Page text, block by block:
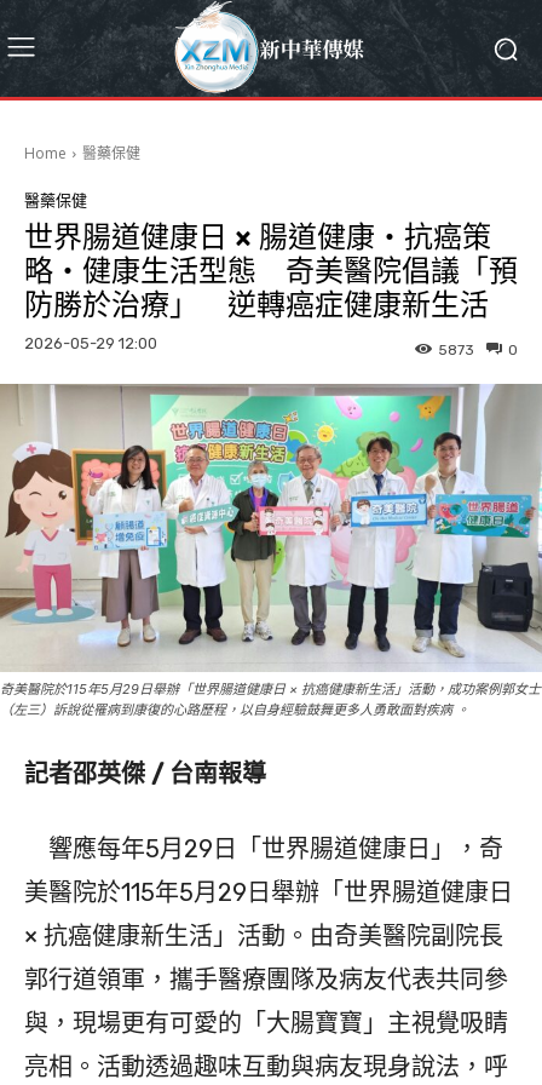
Home 醫藥保健
醫藥保健
世界腸道健康日 × 腸道健康・抗癌策
略・健康生活型態 奇美醫院倡議「預
防勝於治療」 逆轉癌症健康新生活
2026-05-29 12:00 0
5873
奇美醫院於115年5月29日舉辦「世界腸道健康日 × 抗癌健康新生活」活動，成功案例郭女士
（左三）訴說從罹病到康復的心路歷程，以自身經驗鼓舞更多人勇敢面對疾病 。
記者邵英傑 / 台南報導
響應每年5月29日「世界腸道健康日」，奇
美醫院於115年5月29日舉辦「世界腸道健康日
× 抗癌健康新生活」活動。由奇美醫院副院長
郭行道領軍，攜手醫療團隊及病友代表共同參
與，現場更有可愛的「大腸寶寶」主視覺吸睛
亮相。活動透過趣味互動與病友現身說法，呼